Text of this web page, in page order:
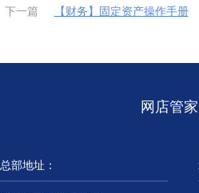
下一篇 【财务】固定资产操作手册
网店管家
总部地址：